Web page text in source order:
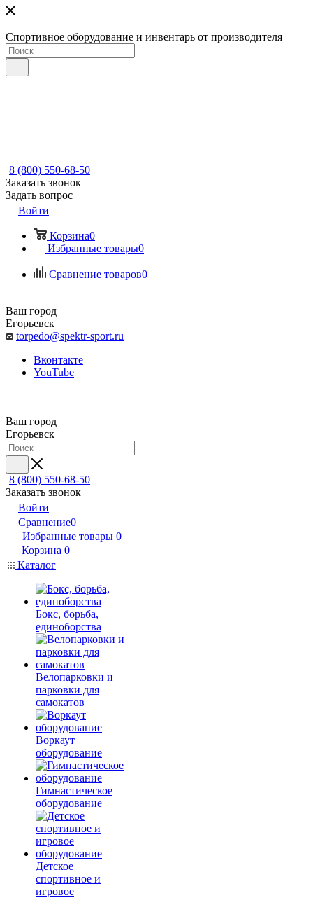
Спортивное оборудование и инвентарь от производителя
8 (800) 550-68-50
Заказать звонок
Задать вопрос
Войти
Корзина0
Избранные товары0
Сравнение товаров0
Ваш город
Егорьевск
torpedo@spektr-sport.ru
Вконтакте
YouTube
Ваш город
Егорьевск
8 (800) 550-68-50
Заказать звонок
Войти
Сравнение0
Избранные товары 0
Корзина 0
Каталог
Бокс, борьба,
единоборства
Велопарковки и
парковки для
самокатов
Воркаут
оборудование
Гимнастическое
оборудование
Детское
спортивное и
игровое